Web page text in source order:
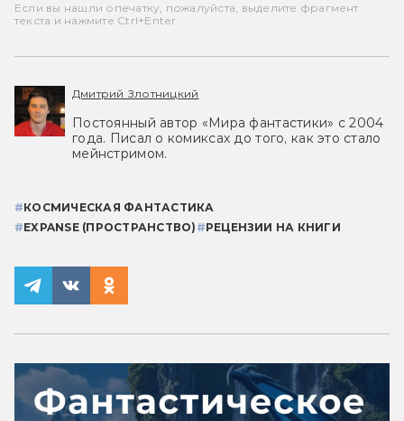
Если вы нашли опечатку, пожалуйста, выделите фрагмент
текста и нажмите Ctrl+Enter.
Дмитрий Злотницкий
Постоянный автор «Мира фантастики» с 2004
года. Писал о комиксах до того, как это стало
мейнстримом.
#КОСМИЧЕСКАЯ ФАНТАСТИКА
#EXPANSE (ПРОСТРАНСТВО) #РЕЦЕНЗИИ НА КНИГИ